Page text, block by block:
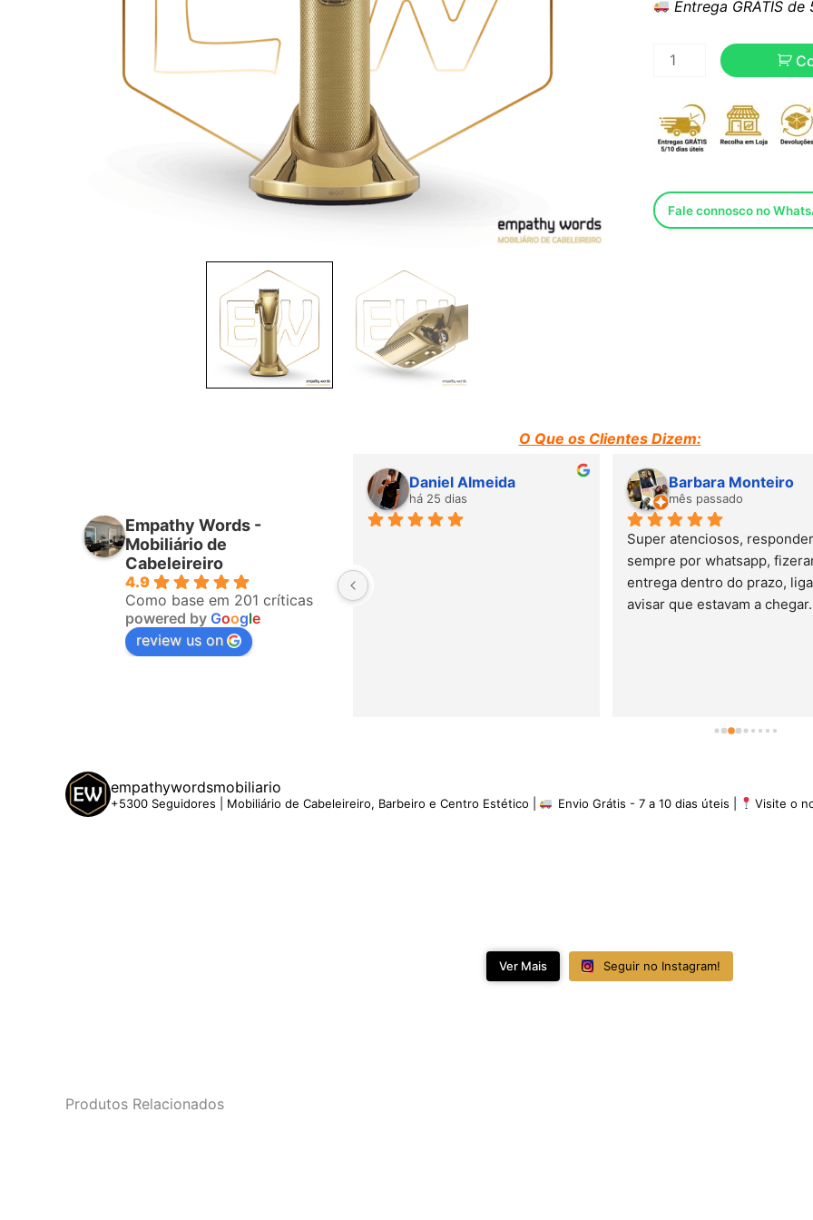
Entrega GRÁTIS de
Fale connosco no
O Que os Clientes Dizem:
Empathy Words -
Mobiliário de
Cabeleireiro
4.9
Como base em 201 críticas
powered by Google
review us on
Sempre muito bem atendido por
todos da equipa! Já é a terceira
vez que compro com eles.
Recomendo!
Susana Barbosa
mês passado
Suzane Moraes
há 2 meses
Adorei o atendimento.
de ótima qualidade.
prazo previsto. Adorei e
recomendo.
empathywordsmobiliario
+5300 Seguidores | Mobiliário de Cabeleireiro, Barbeiro e Centro Estético | Envio Grátis - 7 a 10 dias úteis | Visite o
Ver Mais Seguir no Instagram!
Produtos Relacionados